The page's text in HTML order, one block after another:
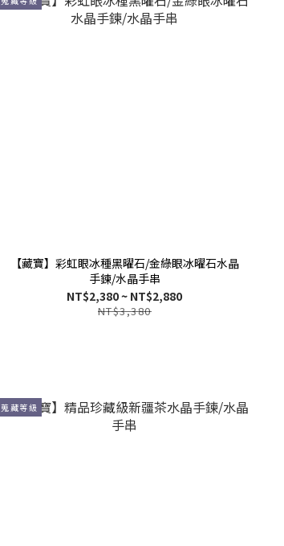
【藏寶】彩虹眼冰種黑曜石/金綠眼冰曜石水晶
手鍊/水晶手串
NT$2,380 ~ NT$2,880
NT$3,380
蒐藏等級